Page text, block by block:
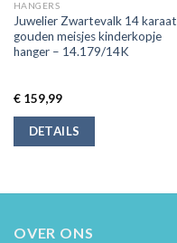
HANGERS
Juwelier Zwartevalk 14 karaat
gouden meisjes kinderkopje
hanger – 14.179/14K
€159,99
DETAILS
OVER ONS